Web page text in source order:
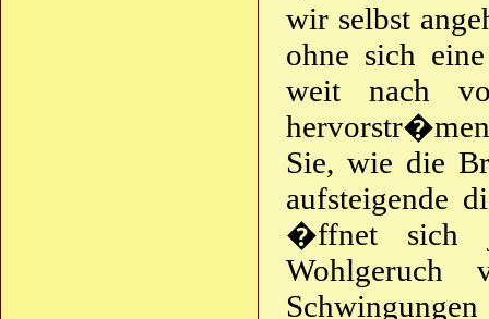
wir selbst
ohne sich
weit nach
Sie, wie die
aufsteigende
�ffnet sich
Wohlgeruch